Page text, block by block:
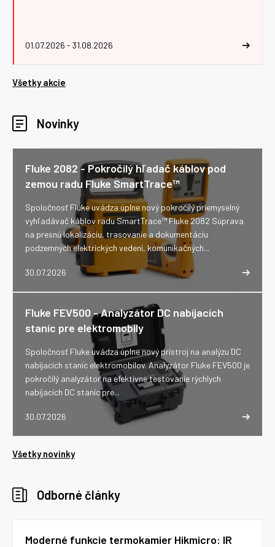
01.07.2026 - 31.08.2026
Všetky akcie
Novinky
Fluke 2082 - Pokročilý hľadač káblov pod
zemou radu Fluke SmartTrace™
30.07.2026
Spoločnosť Fluke uvádza úplne nový pokročilý priemyselný
vyhľadávač káblov radu SmartTrace™ Fluke 2082 Súprava
na presnú lokalizáciu, trasovanie a dokumentáciu
podzemných elektrických vedení, komunikačných...
Fluke FEV500 - Analyzátor DC nabíjacích
staníc pre elektromobily
30.07.2026
Spoločnosť Fluke uvádza úplne nový prístroj na analýzu DC
nabíjacích staníc elektromobilov. Analyzátor Fluke FEV500 je
pokročilý analyzátor na efektívne testovanie rýchlych
nabíjacích DC staníc pre...
Všetky novinky
Odborné články
Moderné funkcie termokamier Hikmicro: IR